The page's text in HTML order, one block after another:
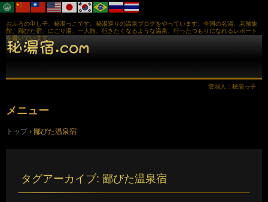
おふろの申し子、秘湯っこです。秘湯巡りの温泉ブログをやっています。全国の名湯、老舗旅
館、鄙びた宿、にごり湯、一人旅、行きたくなるような温泉、行ったつもりになれるレポート
を書いています。
管理人：秘湯っ子
メニュー
ン
トップ › 鄙びた温泉宿
タグアーカイブ: 鄙びた温泉宿